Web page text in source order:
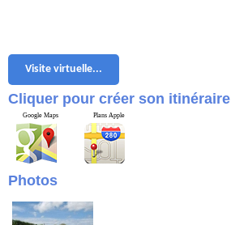
Visite virtuelle...
Cliquer pour créer son itinéraire
Google Maps Plans Apple
Photos